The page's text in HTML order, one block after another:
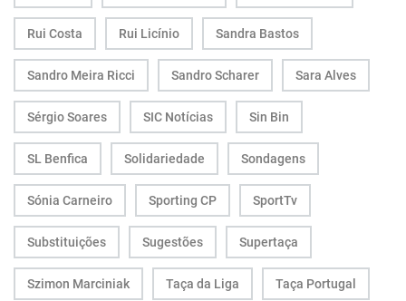
Rui Costa Rui Licínio Sandra Bastos
Sandro Meira Ricci Sandro Scharer Sara Alves
Sérgio Soares SIC Notícias Sin Bin
SL Benfica Solidariedade Sondagens
Sónia Carneiro Sporting CP SportTv
Substituições Sugestões Supertaça
Szimon Marciniak Taça da Liga Taça Portugal